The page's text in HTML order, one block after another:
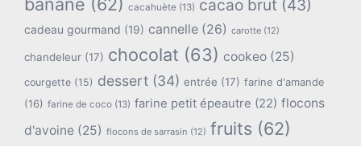
cacahuète (13) cacao brut (43)
cadeau gourmand (19) cannelle (26) carotte (12)
chandeleur (17) chocolat (63) cookeo (25)
courgette (15) dessert (34) entrée (17) farine d'amande
(16) farine de coco (13) farine petit épeautre (22) flocons
d'avoine (25) flocons de sarrasin (12) fruits (62)